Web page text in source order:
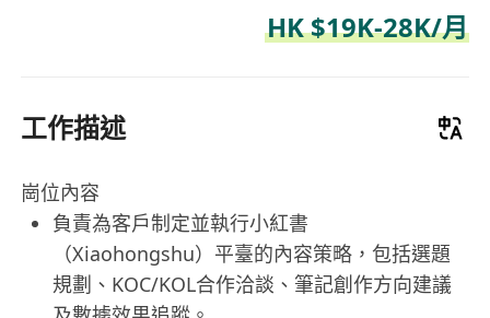
HK $19K-28K/月
工作描述
崗位內容
負責為客戶制定並執行小紅書
（Xiaohongshu）平臺的內容策略，包括選題
規劃、KOC/KOL合作洽談、筆記創作方向建議